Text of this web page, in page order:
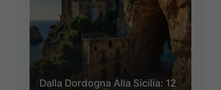
Dalla Dordogna Alla Sicilia: 12